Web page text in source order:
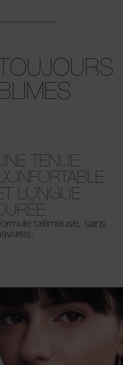
TENUE
LONGUE
crémeuse, sans